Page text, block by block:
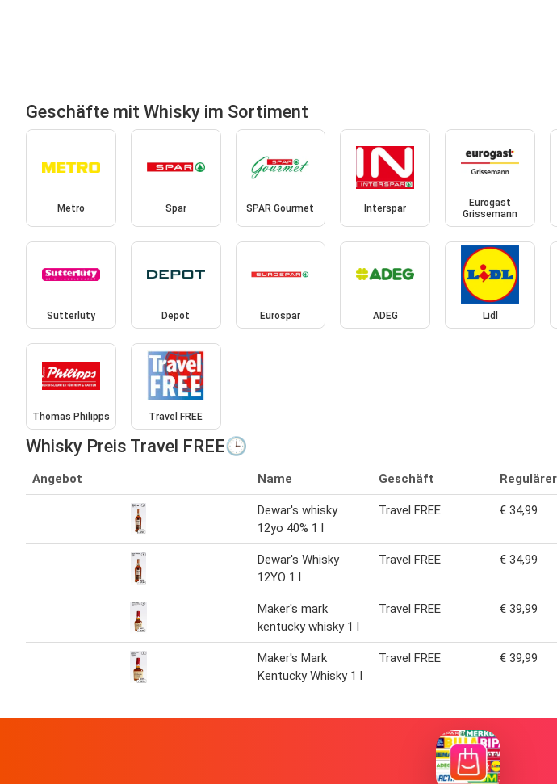
Geschäfte mit Whisky im Sortiment
Metro Spar SPAR Gourmet Interspar
Eurogast
Grissemann
Sutterlüty Depot Eurospar ADEG Lidl
Thomas Philipps Travel FREE
Whisky Preis Travel FREE🕒
Angebot Name Geschäft
Dewar's whisky
12yo 40% 1 l
Travel FREE € 34,99
Dewar's Whisky
12YO 1 l
Travel FREE € 34,99
Maker's mark
kentucky whisky 1 l
Travel FREE € 39,99
Maker's Mark
Kentucky Whisky 1 l
Travel FREE € 39,99